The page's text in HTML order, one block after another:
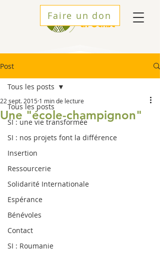
Faire un don
Post
Tous les posts
SI : une vie transformée
SI : nos projets font la différence
Insertion
Ressourcerie
Solidarité Internationale
Espérance
Bénévoles
Contact
SI : Roumanie
Tous les posts
Une "école-champignon"
22 sept. 2015 1 min de lecture